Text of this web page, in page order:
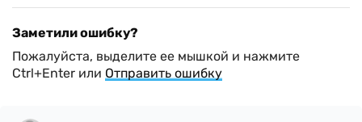
Заметили ошибку?
Пожалуйста, выделите ее мышкой и нажмите
Ctrl+Enter или Отправить ошибку